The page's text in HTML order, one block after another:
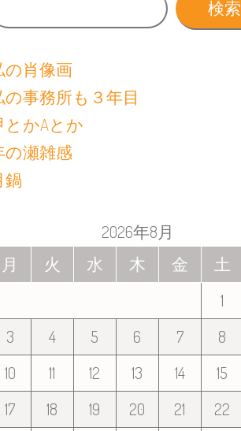
検索
の肖像画
の事務所も３年目
とかAとか
の瀬雑感
鍋
2026年8月
月
火 水 木 金 土
1
3
4 5 6 7 8
10
11 12 13 14 15
17
18 19 20 21 22